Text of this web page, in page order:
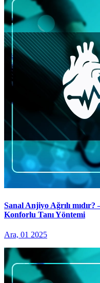
Sanal Anjiyo Ağrılı
Konforlu Tanı Yöntemi
Ara, 01 2025